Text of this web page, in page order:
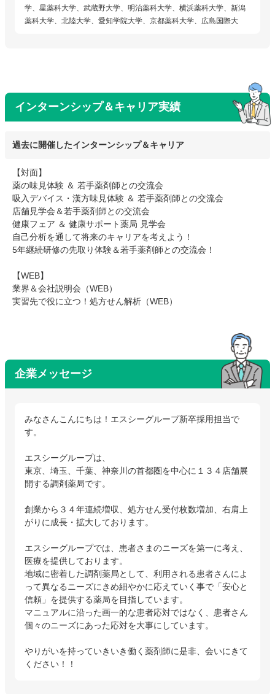
学、星薬科大学、武蔵野大学、明治薬科大学、横浜薬科大学、新潟
薬科大学、北陸大学、愛知学院大学、京都薬科大学、広島国際大
インターンシップ＆キャリア実績
過去に開催したインターンシップ＆キャリア
【対面】
薬の味見体験 ＆ 若手薬剤師との交流会
吸入デバイス・漢方味見体験 ＆ 若手薬剤師との交流会
店舗見学会＆若手薬剤師との交流会
健康フェア ＆ 健康サポート薬局 見学会
自己分析を通して将来のキャリアを考えよう！
5年継続研修の先取り体験＆若手薬剤師との交流会！
【WEB】
業界＆会社説明会（WEB）
実習先で役に立つ！処方せん解析（WEB）
企業メッセージ
みなさんこんにちは！エスシーグループ新卒採用担当で
す。
エスシーグループは、
東京、埼玉、千葉、神奈川の首都圏を中心に１３４店舗展
開する調剤薬局です。
創業から３４年連続増収、処方せん受付枚数増加、右肩上
がりに成長・拡大しております。
エスシーグループでは、患者さまのニーズを第一に考え、
医療を提供しております。
地域に密着した調剤薬局として、利用される患者さんによ
って異なるニーズにきめ細やかに応えていく事で「安心と
信頼」を提供する薬局を目指しています。
マニュアルに沿った画一的な患者応対ではなく、患者さん
個々のニーズにあった応対を大事にしています。
やりがいを持っていきいき働く薬剤師に是非、会いにきて
ください！！